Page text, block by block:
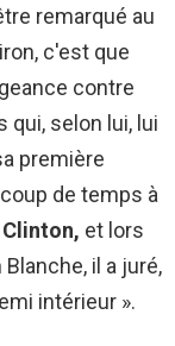
remarqué au
c'est que
contre
qui, selon lui, lui
première
de temps à
et lors
il a juré,
intérieur ».